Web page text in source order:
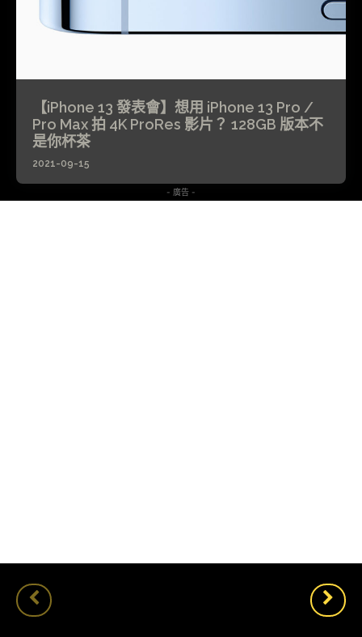
【iPhone 13 發表會】想用 iPhone 13 Pro /
Pro Max 拍 4K ProRes 影片？ 128GB 版本不
是你杯茶
2021-09-15
- 廣告 -